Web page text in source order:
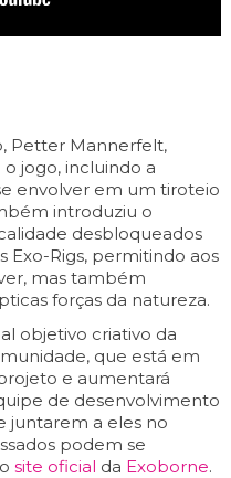
Petter Mannerfelt,
jogo, incluindo a
envolver em um tiroteio
introduziu o
desbloqueados
Exo-Rigs, permitindo aos
mas também
forças da natureza.
objetivo criativo da
que está em
e aumentará
de desenvolvimento
juntarem a eles no
​​podem se
site oficial da Exoborne.